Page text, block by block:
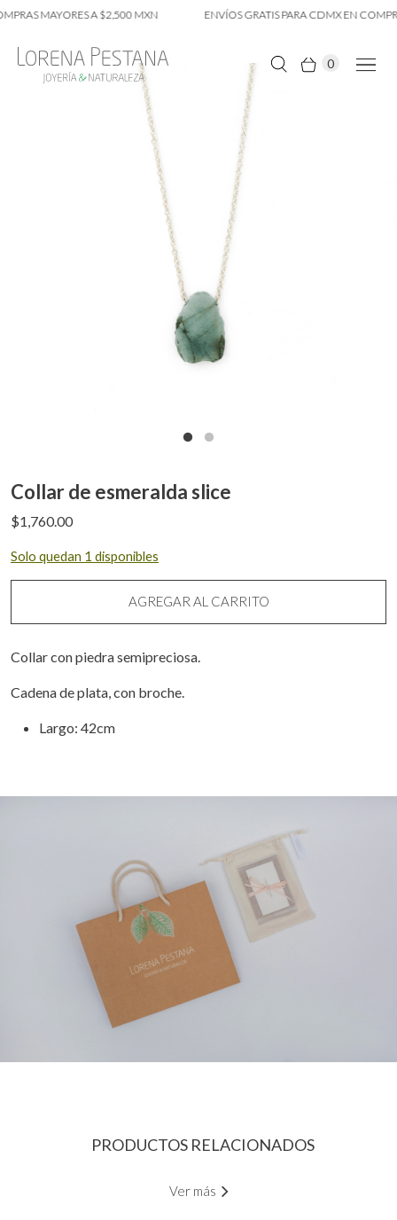
MAYORES A $2,500 MXN ENVÍOS GRATIS PARA CDMX EN
0
Collar de esmeralda slice
$1,760.00
Solo quedan 1 disponibles
AGREGAR AL CARRITO
Collar con piedra semipreciosa.
Cadena de plata, con broche.
Largo: 42cm
PRODUCTOS RELACIONADOS
Ver más